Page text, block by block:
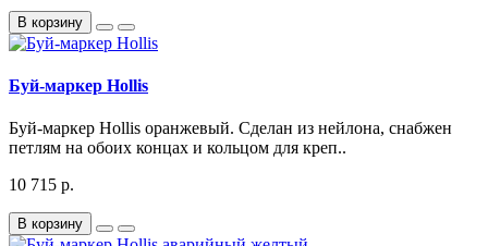
В корзину
Буй-маркер Hollis
Буй-маркер Hollis оранжевый. Сделан из нейлона, снабжен
петлям на обоих концах и кольцом для креп..
10 715 р.
В корзину